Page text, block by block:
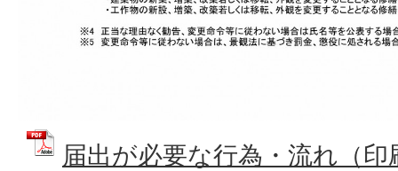
届出が必要な行為・流れ（